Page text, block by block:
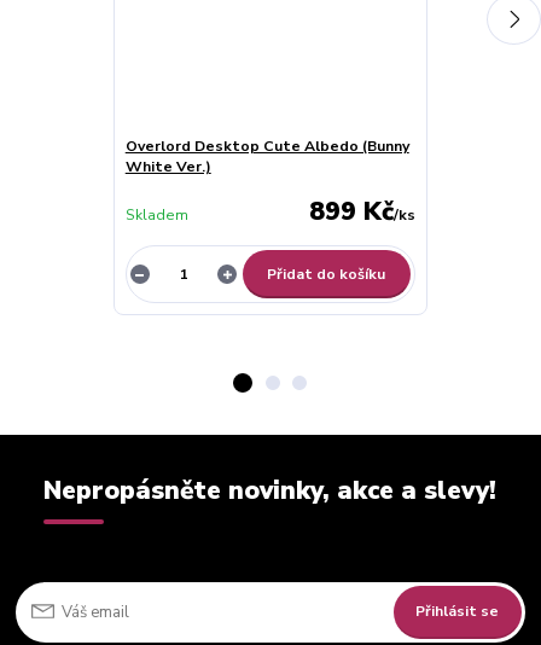
Overlord Desktop Cute Albedo (Bunny
White Ver.)
899 Kč/ks
Skladem
Přidat do košíku
Nepropásněte novinky, akce a slevy!
Přihlásit se